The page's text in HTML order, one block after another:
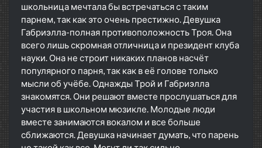
школьница мечтала бы встречаться с таким
парнем, так как это очень престижно. Девушка
Габриэлла-полная противоположность Троя. Она
всего лишь скромная отличница и президент клуба
науки. Она не строит никаких планов насчёт
популярного парня, так как в её голове только
мысли об учёбе. Однажды Трой и Габриэлла
знакомятся. Они решают вместе прослушаться для
участия в школьном мюзикле. Молодые люди
вместе занимаются вокалом и все больше
сближаются. Девушка начинает думать, что парень